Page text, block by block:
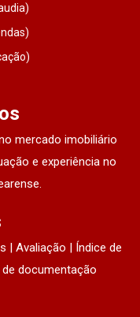
mercado imobiliário
e experiência no
| Avaliação | Índice de
documentação